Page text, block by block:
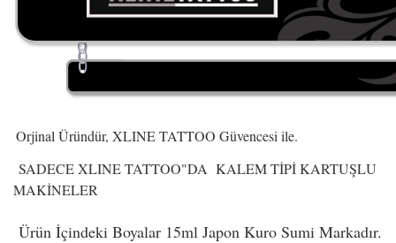
Orjinal Üründür, XLINE TATTOO Güvencesi ile.
SADECE XLINE TATTOO"DA KALEM TİPİ KARTUŞLU
MAKİNELER
Ürün İçindeki Boyalar 15ml Japon Kuro Sumi Markadır.